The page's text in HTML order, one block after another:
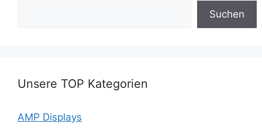
Suchen
Unsere TOP Kategorien
AMP Displays